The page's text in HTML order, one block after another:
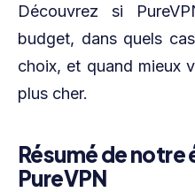
Découvrez si
budget, dans quels
choix, et quand mieux
plus cher.
Résumé de notre
PureVPN